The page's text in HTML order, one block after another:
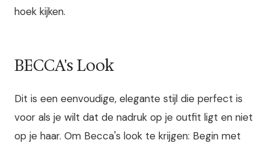
hoek kijken.
BECCA's Look
Dit is een eenvoudige, elegante stijl die perfect is
voor als je wilt dat de nadruk op je outfit ligt en niet
op je haar. Om Becca's look te krijgen: Begin met